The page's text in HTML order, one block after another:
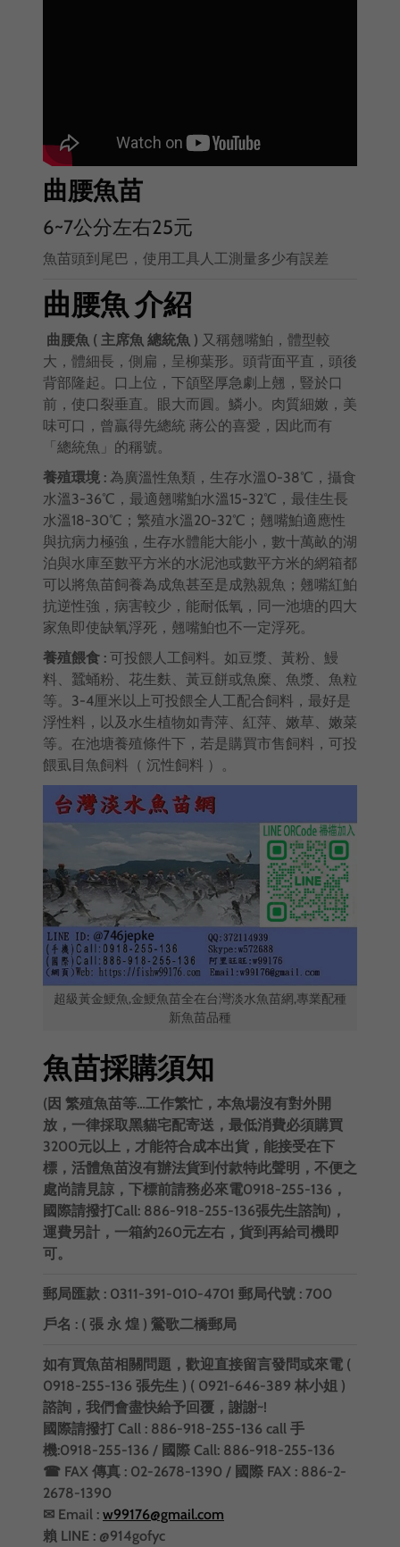
曲腰魚苗
6~7公分左右25元
魚苗頭到尾巴，使用工具人工測量多少有誤差
曲腰魚 介紹
曲腰魚 ( 主席魚 總統魚 ) 又稱翹嘴鮊，體型較
大，體細長，側扁，呈柳葉形。頭背面平直，頭後
背部隆起。口上位，下頜堅厚急劇上翹，豎於口
前，使口裂垂直。眼大而圓。鱗小。肉質細嫩，美
味可口，曾贏得先總統 蔣公的喜愛，因此而有
「總統魚」的稱號。
養殖環境 : 為廣溫性魚類，生存水溫0-38℃，攝食
水溫3-36℃，最適翹嘴鮊水溫15-32℃，最佳生長
水溫18-30℃；繁殖水溫20-32℃；翹嘴鮊適應性
與抗病力極強，生存水體能大能小，數十萬畝的湖
泊與水庫至數平方米的水泥池或數平方米的網箱都
可以將魚苗飼養為成魚甚至是成熟親魚；翹嘴紅鮊
抗逆性強，病害較少，能耐低氧，同一池塘的四大
家魚即使缺氧浮死，翹嘴鮊也不一定浮死。
養殖餵食 : 可投餵人工飼料。如豆漿、黃粉、鰻
料、蠶蛹粉、花生麩、黃豆餅或魚糜、魚漿、魚粒
等。3-4厘米以上可投餵全人工配合飼料，最好是
浮性料，以及水生植物如青萍、紅萍、嫩草、嫩菜
等。在池塘養殖條件下，若是購買市售飼料，可投
餵虱目魚飼料（ 沉性飼料 ）。
超級黃金鯁魚,金鯁魚苗全在台灣淡水魚苗網,專業配種
新魚苗品種
魚苗採購須知
(因 繁殖魚苗等…工作繁忙，本魚場沒有對外開
放，一律採取黑貓宅配寄送，最低消費必須購買
3200元以上，才能符合成本出貨，能接受在下
標，活體魚苗沒有辦法貨到付款特此聲明，不便之
處尚請見諒，下標前請務必來電0918-255-136，
國際請撥打Call: 886-918-255-136張先生諮詢)，
運費另計，一箱約260元左右，貨到再給司機即
可。
郵局匯款 : 0311-391-010-4701 郵局代號 : 700
戶名 : ( 張 永 煌 ) 鶯歌二橋郵局
如有買魚苗相關問題，歡迎直接留言發問或來電 (
0918-255-136 張先生 ) ( 0921-646-389 林小姐 )
諮詢，我們會盡快給予回覆，謝謝~!
國際請撥打 Call : 886-918-255-136 call 手
機:0918-255-136 / 國際 Call: 886-918-255-136
☎ FAX 傳真 : 02-2678-1390 / 國際 FAX : 886-2-
2678-1390
✉ Email : w99176@gmail.com
賴 LINE : @914gofyc